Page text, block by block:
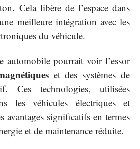
Cela libère de l’espace dans
meilleure intégration avec les
du véhicule.
automobile pourrait voir l’essor
et des systèmes de
Ces technologies, utilisées
les véhicules électriques et
avantages significatifs en termes
et de maintenance réduite.